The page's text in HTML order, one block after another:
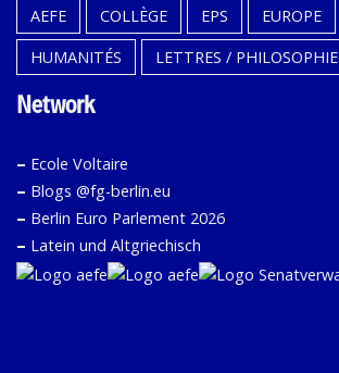
AEFE
COLLÈGE EPS EUROPE
HUMANITÉS
LETTRES / PHILOSOPHIE
Network
– Ecole Voltaire
– Blogs @fg-berlin.eu
– Berlin Euro Parlement 2026
– Latein und Altgriechisch